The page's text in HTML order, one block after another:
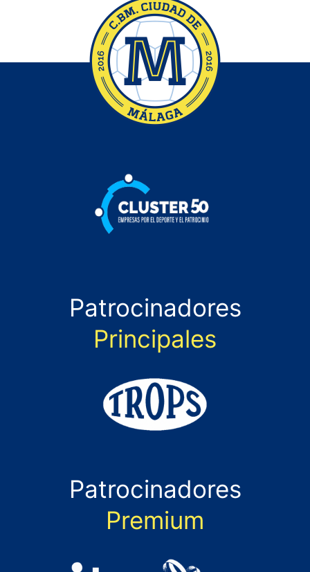
Patrocinadores
Principales
Patrocinadores
Premium